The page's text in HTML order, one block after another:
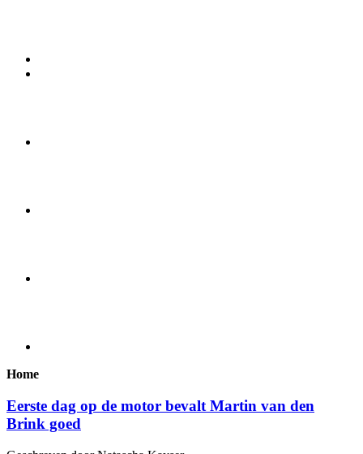
Home
Eerste dag op de motor bevalt Martin van den
Brink goed